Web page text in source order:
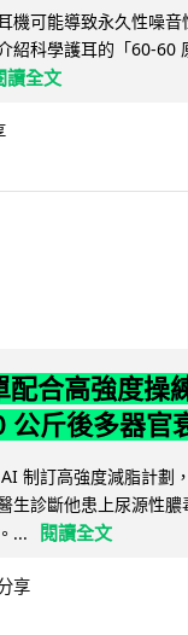
機可能導致永久性噪
紹科學護耳的「60-60
讀全文
配合高強度
公斤後多器官
制訂高強度減脂計劃
生診斷他患上尿源性
...
閱讀全文
享